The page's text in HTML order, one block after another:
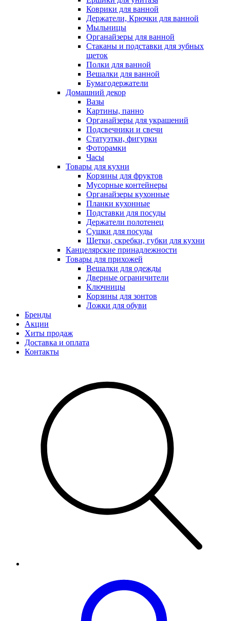
Коврики для ванной
Держатели, Крючки для ванной
Мыльницы
Органайзеры для ванной
Стаканы и подставки для зубных
щеток
Полки для ванной
Вешалки для ванной
Бумагодержатели
Домашний декор
Вазы
Картины, панно
Органайзеры для украшений
Подсвечники и свечи
Статуэтки, фигурки
Фоторамки
Часы
Товары для кухни
Корзины для фруктов
Мусорные контейнеры
Органайзеры кухонные
Планки кухонные
Подставки для посуды
Держатели полотенец
Сушки для посуды
Щетки, скребки, губки для кухни
Канцелярские принадлежности
Товары для прихожей
Вешалки для одежды
Дверные ограничители
Ключницы
Корзины для зонтов
Ложки для обуви
Бренды
Акции
Хиты продаж
Доставка и оплата
Контакты